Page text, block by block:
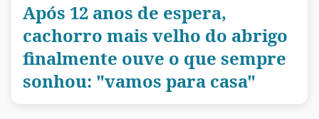
Após 12 anos de espera,
cachorro mais velho do abrigo
finalmente ouve o que sempre
sonhou: "vamos para casa"